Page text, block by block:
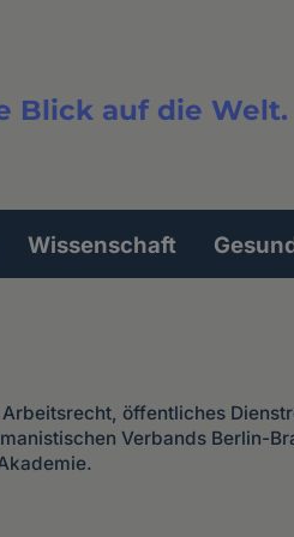
Blick auf die Welt.
Wissenschaft
öffentliches
Verbands Berlin-